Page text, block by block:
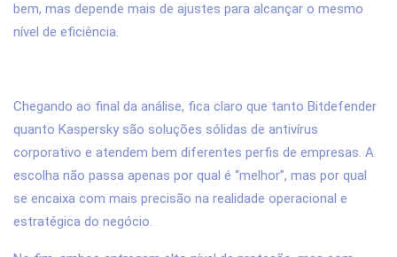
bem, mas depende mais de ajustes para alcançar o mesmo
nível de eficiência.
Chegando ao final da análise, fica claro que tanto Bitdefender
quanto Kaspersky são soluções sólidas de antivírus
corporativo e atendem bem diferentes perfis de empresas. A
escolha não passa apenas por qual é “melhor”, mas por qual
se encaixa com mais precisão na realidade operacional e
estratégica do negócio.